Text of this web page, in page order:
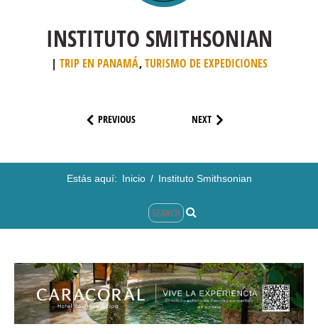
INSTITUTO SMITHSONIAN
TRIP EN PANAMÁ,TURISMO DE EXPEDICIONES
PREVIOUS NEXT
Estás aquí: Inicio / Instituto Smithsonian